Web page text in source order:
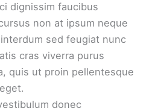
dignissim faucibus
non at ipsum neque
sed feugiat nunc
cras viverra purus
quis ut proin pellentesque
donec